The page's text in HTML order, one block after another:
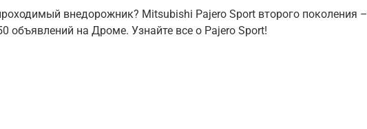
внедорожник? Mitsubishi Pajero Sport второго поколения –
объявлений на Дроме. Узнайте все о Pajero Sport!